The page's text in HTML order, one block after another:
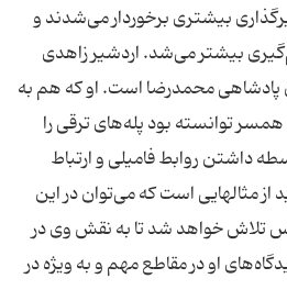
بیشتری برخوردار می‌شدند و
بیشتر می‌شد. اردشیر زاهدی
پادشاهی محمدرضا است. او که هم به
توانسته بود پله‌های ترقی را
داشتن روابط فامیلی و ارتباط
از مثالهایی است که می‌توان در این
تلاش خواهد شد تا به نقش وی در
او در مقاطع مهم و به ویژه در